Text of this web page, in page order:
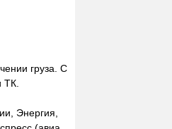
груза. С
ТК.
Энергия,